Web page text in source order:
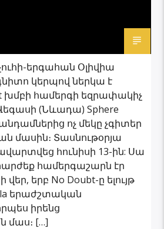
երգահան Օլիվիա
կերպով ներկա է
խմբի համերգի եզրափակիչ
(Նևադա) Sphere
ոչ մեկը չգիտեր
մասին։ Տասնութօրյա
հունիսի 13-ին: Սա
համերգաշարն էր
երբ No Doubt-ը ելույթ
երաժշտական
իրենց
մաս։ […]